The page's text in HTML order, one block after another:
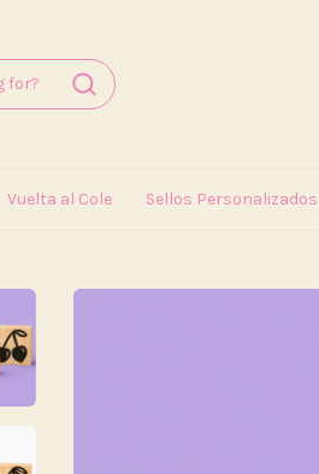
Vuelta al Cole Sellos Personalizados